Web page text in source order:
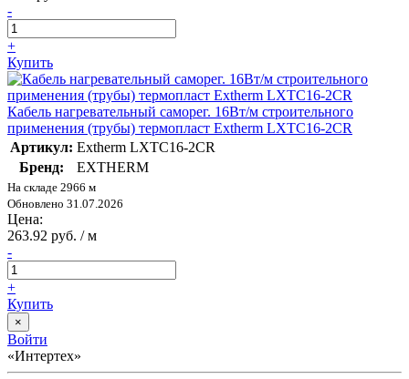
-
+
Купить
Кабель нагревательный саморег. 16Вт/м строительного
применения (трубы) термопласт Extherm LXTC16-2CR
Артикул: Extherm LXTC16-2CR
Бренд:
EXTHERM
На складе 2966 м
Обновлено 31.07.2026
Цена:
263.92 руб. / м
-
+
Купить
×
Войти
«Интертех»